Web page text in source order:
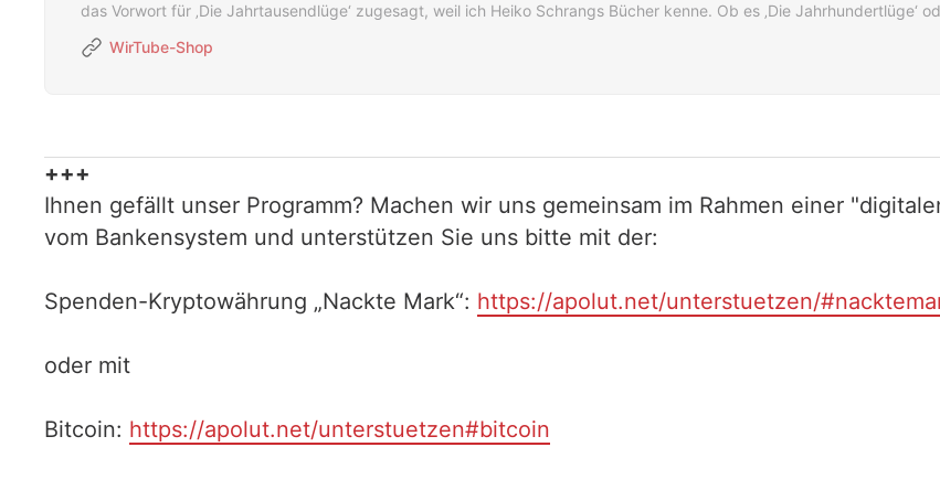
das Vorwort für ‚Die Jahrtausendlüge‘ zugesagt, weil ich Heiko Schrangs Bücher kenne. Ob es ‚Die Jahrhundertlüge‘
WirTube-Shop
+++
Ihnen gefällt unser Programm? Machen wir uns gemeinsam im Rahmen einer
vom Bankensystem und unterstützen Sie uns bitte mit der:
Spenden-Kryptowährung „Nackte Mark“: https://apolut.net/unterstuetzen/
oder mit
Bitcoin: https://apolut.net/unterstuetzen#bitcoin